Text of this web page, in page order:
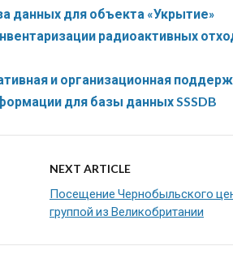
данных для объекта «Укрытие»
радиоактивных
и организационная
для базы данных SSSDB
NEXT ARTICLE
Посещение Чернобыльского
группой из Великобритании